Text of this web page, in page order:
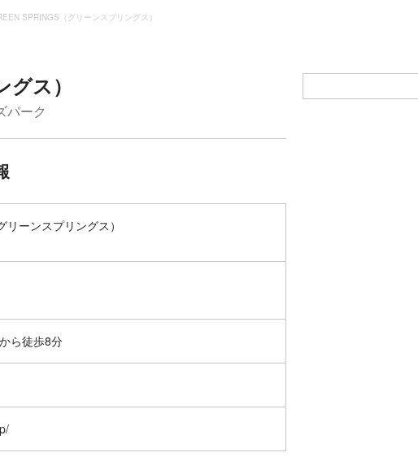
SPRINGS（グリーンスプリングス）
ス）
パーク
ーンスプリングス）
ら徒歩8分